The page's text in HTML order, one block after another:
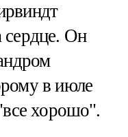
сердце​​​. Он
в июле
хорошо".